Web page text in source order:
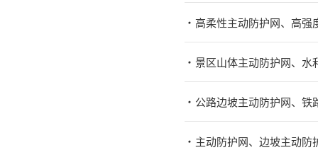
高柔性主动防护网、高强
景区山体主动防护网、水
公路边坡主动防护网、铁
主动防护网、边坡主动防